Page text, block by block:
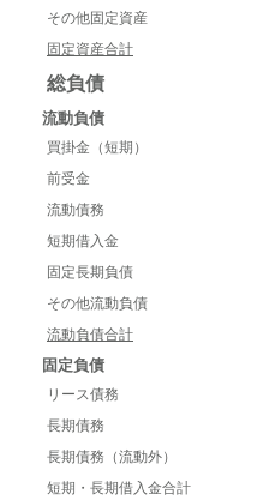
その他固定資産
固定資産合計
総負債
流動負債
買掛金（短期）
前受金
流動債務
短期借入金
固定長期負債
その他流動負債
流動負債合計
固定負債
リース債務
長期債務
長期債務（流動外）
短期・長期借入金合計